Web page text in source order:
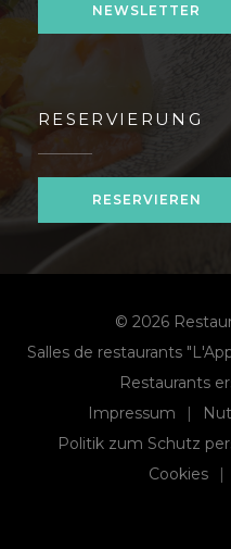
NEWSLETTER
RESERVIERUNG
RESERVIEREN
© 2026
Salles de restaurants
Restaurants
Impressum
((öffnet
Politik zum Schutz
Cookies